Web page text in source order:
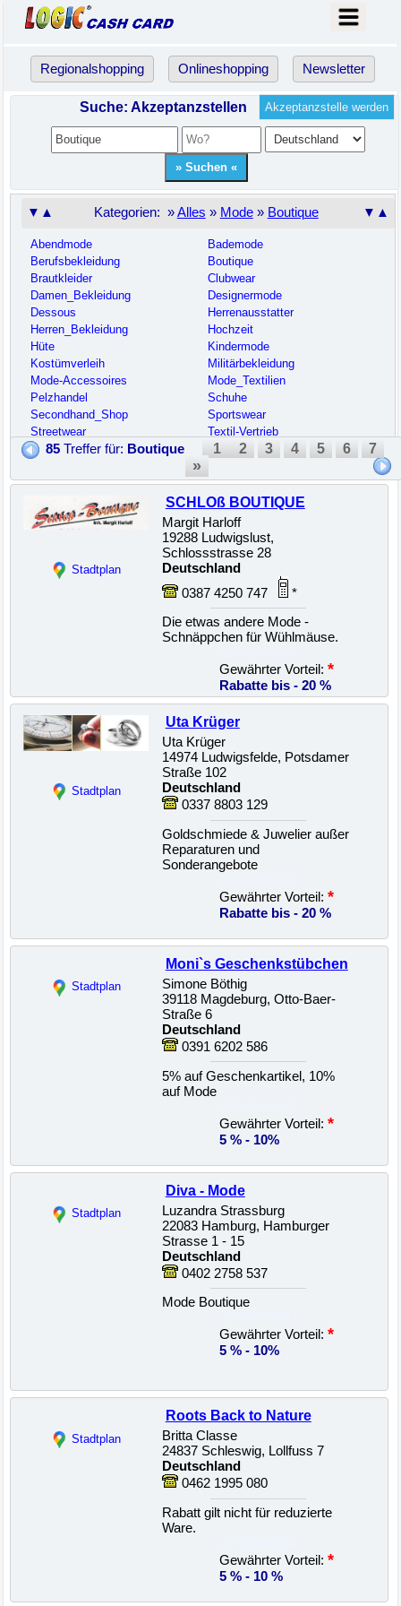
Regionalshopping Onlineshopping Newsletter
Akzeptanzstelle werden
Suche: Akzeptanzstellen
▼▲ ▼▲
Kategorien: »Alles » Mode» Boutique
Abendmode
Bademode
Berufsbekleidung
Boutique
Brautkleider
Clubwear
Damen_Bekleidung
Designermode
Dessous
Herrenausstatter
Herren_Bekleidung
Hochzeit
Hüte
Kindermode
Kostümverleih
Militärbekleidung
Mode-Accessoires
Mode_Textilien
Pelzhandel
Schuhe
Secondhand_Shop
Sportswear
Streetwear
Textil-Vertrieb
85 Treffer für: Boutique 1 2 3 4 5 6 7
»
Stadtplan
SCHLOß BOUTIQUE
Margit Harloff
19288 Ludwigslust,
Schlossstrasse 28
Deutschland
0387 4250 747
*
Die etwas andere Mode -
Schnäppchen für Wühlmäuse.
Gewährter Vorteil: *
Rabatte bis - 20 %
Stadtplan
Uta Krüger
Uta Krüger
14974 Ludwigsfelde, Potsdamer
Straße 102
Deutschland
0337 8803 129
Goldschmiede & Juwelier außer
Reparaturen und
Sonderangebote
Gewährter Vorteil: *
Rabatte bis - 20 %
Stadtplan
Moni`s Geschenkstübchen
Simone Böthig
39118 Magdeburg, Otto-Baer-
Straße 6
Deutschland
0391 6202 586
5% auf Geschenkartikel, 10%
auf Mode
Gewährter Vorteil: *
5 % - 10%
Stadtplan
Diva - Mode
Luzandra Strassburg
22083 Hamburg, Hamburger
Strasse 1 - 15
Deutschland
0402 2758 537
Mode Boutique
Gewährter Vorteil: *
5 % - 10%
Stadtplan
Roots Back to Nature
Britta Classe
24837 Schleswig, Lollfuss 7
Deutschland
0462 1995 080
Rabatt gilt nicht für reduzierte
Ware.
Gewährter Vorteil: *
5 % - 10 %